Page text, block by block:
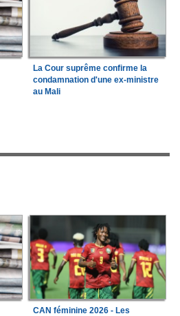
La Cour suprême confirme la
condamnation d'une ex-ministre
au Mali
CAN féminine 2026 - Les